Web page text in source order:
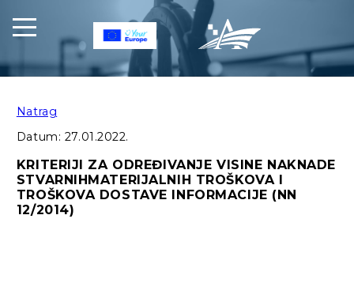
Natrag
Datum: 27.01.2022.
KRITERIJI ZA ODREĐIVANJE VISINE NAKNADE
STVARNIHMATERIJALNIH TROŠKOVA I
TROŠKOVA DOSTAVE INFORMACIJE (NN
12/2014)